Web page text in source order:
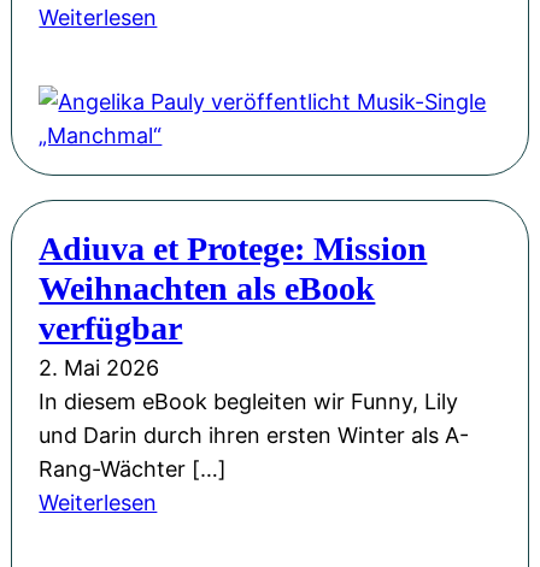
g
e
i
t
e
r
t
r
i
n
e
k
n
i
g
&
M
i
t
e
g
e
:
U
n
s
e
r
A
u
t
Weiterlesen
g
e
k
a
P
Adiuva et Protege: Mission
Weihnachten als eBook
verfügbar
2. Mai 2026
In diesem eBook begleiten wir Funny, Lily
und Darin durch ihren ersten Winter als A-
Rang-Wächter […]
Weiterlesen